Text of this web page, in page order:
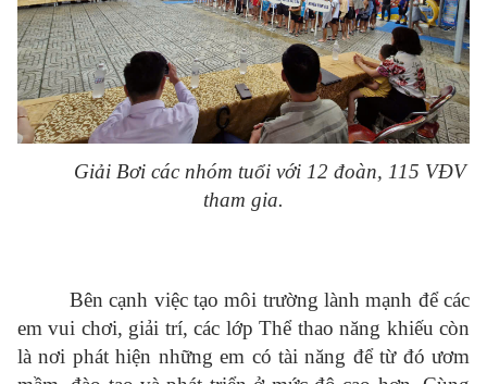
Giải Bơi các nhóm tuổi với 12 đoàn, 115 VĐV
tham gia.
Bên cạnh việc tạo môi trường lành mạnh để các
em vui chơi, giải trí, các lớp Thể thao năng khiếu còn
là nơi phát hiện những em có tài năng để từ đó ươm